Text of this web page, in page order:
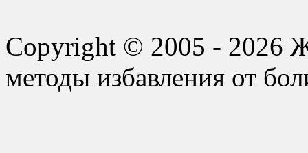
Copyright © 2005 - 2026
методы избавления от